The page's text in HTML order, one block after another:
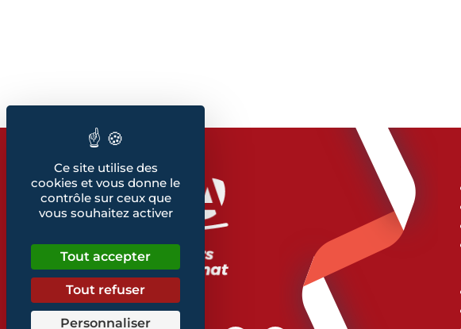
Ce site utilise des
cookies et vous donne le
contrôle sur ceux que
vous souhaitez activer
Tout accepter
Tout refuser
Personnaliser